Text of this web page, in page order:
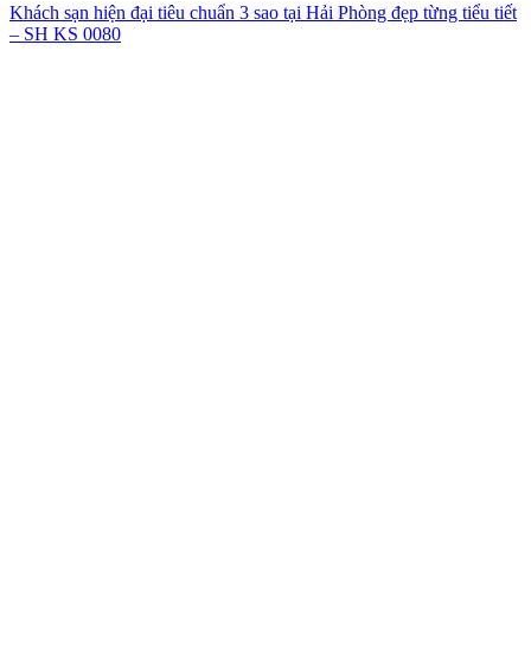
Khách sạn hiện đại tiêu chuẩn 3 sao tại Hải Phòng đẹp từng tiểu tiết
– SH KS 0080